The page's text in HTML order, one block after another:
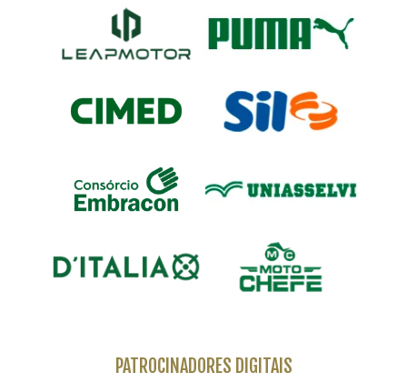
PATROCINADORES DIGITAIS